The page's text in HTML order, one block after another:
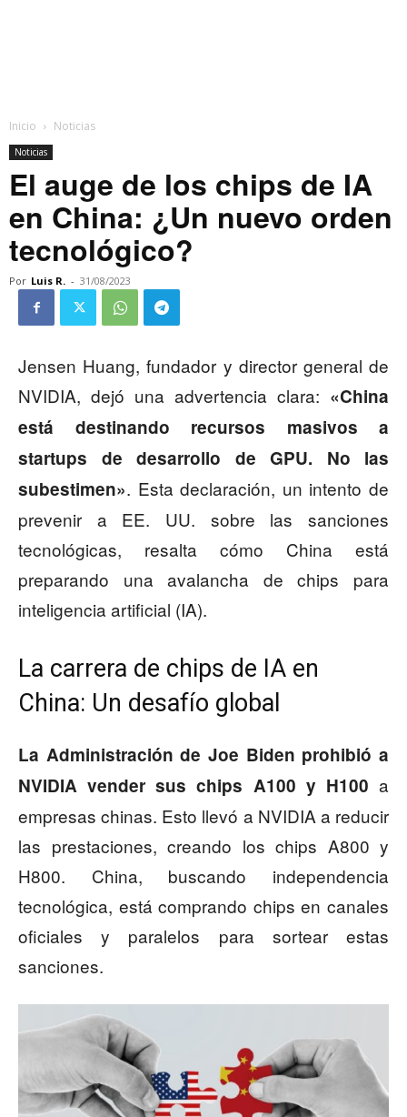
Inicio Noticias
Noticias
El auge de los chips de IA
en China: ¿Un nuevo orden
tecnológico?
Por Luis R. - 31/08/2023
Jensen Huang, fundador y director general de
NVIDIA, dejó una advertencia clara: «China
está destinando recursos masivos a
startups de desarrollo de GPU. No las
subestimen». Esta declaración, un intento de
prevenir a EE. UU. sobre las sanciones
tecnológicas, resalta cómo China está
preparando una avalancha de chips para
inteligencia artificial (IA).
La carrera de chips de IA en
China: Un desafío global
La Administración de Joe Biden prohibió a
NVIDIA vender sus chips A100 y H100 a
empresas chinas. Esto llevó a NVIDIA a reducir
las prestaciones, creando los chips A800 y
H800. China, buscando independencia
tecnológica, está comprando chips en canales
oficiales y paralelos para sortear estas
sanciones.